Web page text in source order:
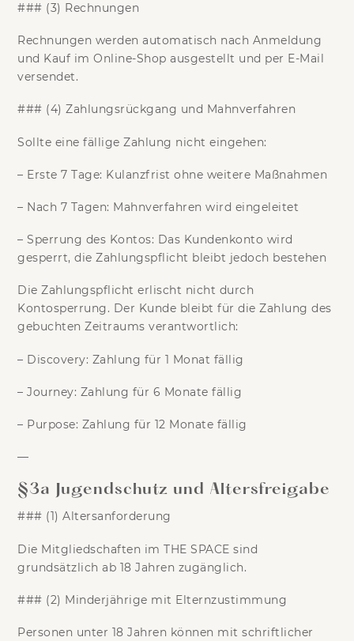
### (3) Rechnungen
Rechnungen werden automatisch nach Anmeldung
und Kauf im Online-Shop ausgestellt und per E-Mail
versendet.
### (4) Zahlungsrückgang und Mahnverfahren
Sollte eine fällige Zahlung nicht eingehen:
– Erste 7 Tage: Kulanzfrist ohne weitere Maßnahmen
– Nach 7 Tagen: Mahnverfahren wird eingeleitet
–Sperrung des Kontos: Das Kundenkonto wird
gesperrt, die Zahlungspflicht bleibt jedoch bestehen
Die Zahlungspflicht erlischt nicht durch
Kontosperrung. Der Kunde bleibt für die Zahlung des
gebuchten Zeitraums verantwortlich:
– Discovery: Zahlung für 1 Monat fällig
–Journey: Zahlung für 6 Monate fällig
– Purpose: Zahlung für 12 Monate fällig
—
§3a Jugendschutz und Altersfreigabe
### (1) Altersanforderung
Die Mitgliedschaften im THE SPACE sind
grundsätzlich ab 18 Jahren zugänglich.
### (2) Minderjährige mit Elternzustimmung
Personen unter 18 Jahren können mitschriftlicher